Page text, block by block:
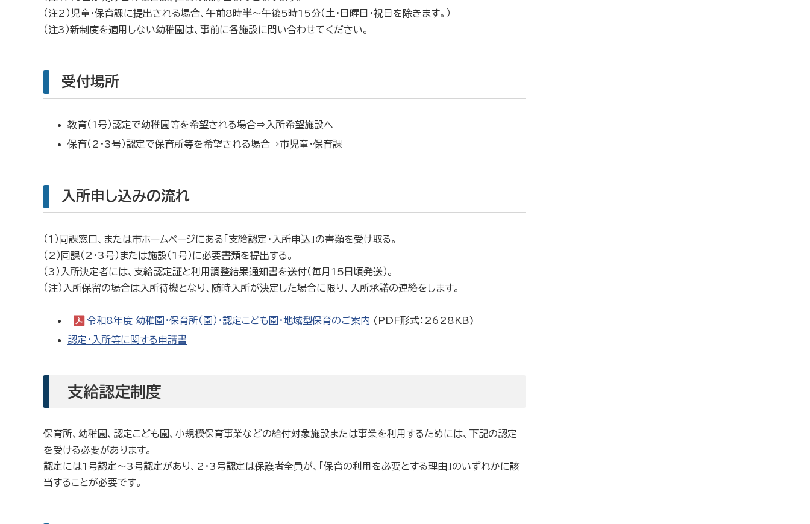
（注2）児童・保育課に提出される場合、午前8時半～午後5時15分（土・日曜日・祝日を除きます。）
（注3）新制度を適用しない幼稚園は、事前に各施設に問い合わせてください。
受付場所
教育（1号）認定で幼稚園等を希望される場合⇒入所希望施設へ
保育（2・3号）認定で保育所等を希望される場合⇒市児童・保育課
入所申し込みの流れ
（1）同課窓口、または市ホームページにある「支給認定・入所申込」の書類を受け取る。
（2）同課（2・3号）または施設（1号）に必要書類を提出する。
（3）入所決定者には、支給認定証と利用調整結果通知書を送付（毎月15日頃発送）。
（注）入所保留の場合は入所待機となり、随時入所が決定した場合に限り、入所承諾の連絡をします。
令和8年度 幼稚園・保育所（園）・認定こども園・地域型保育のご案内 (PDF形式：2628KB)
認定・入所等に関する申請書
支給認定制度
保育所、幼稚園、認定こども園、小規模保育事業などの給付対象施設または事業を利用するためには、下記の認定
を受ける必要があります。
認定には1号認定～3号認定があり、2・3号認定は保護者全員が、「保育の利用を必要とする理由」のいずれかに該
当することが必要です。